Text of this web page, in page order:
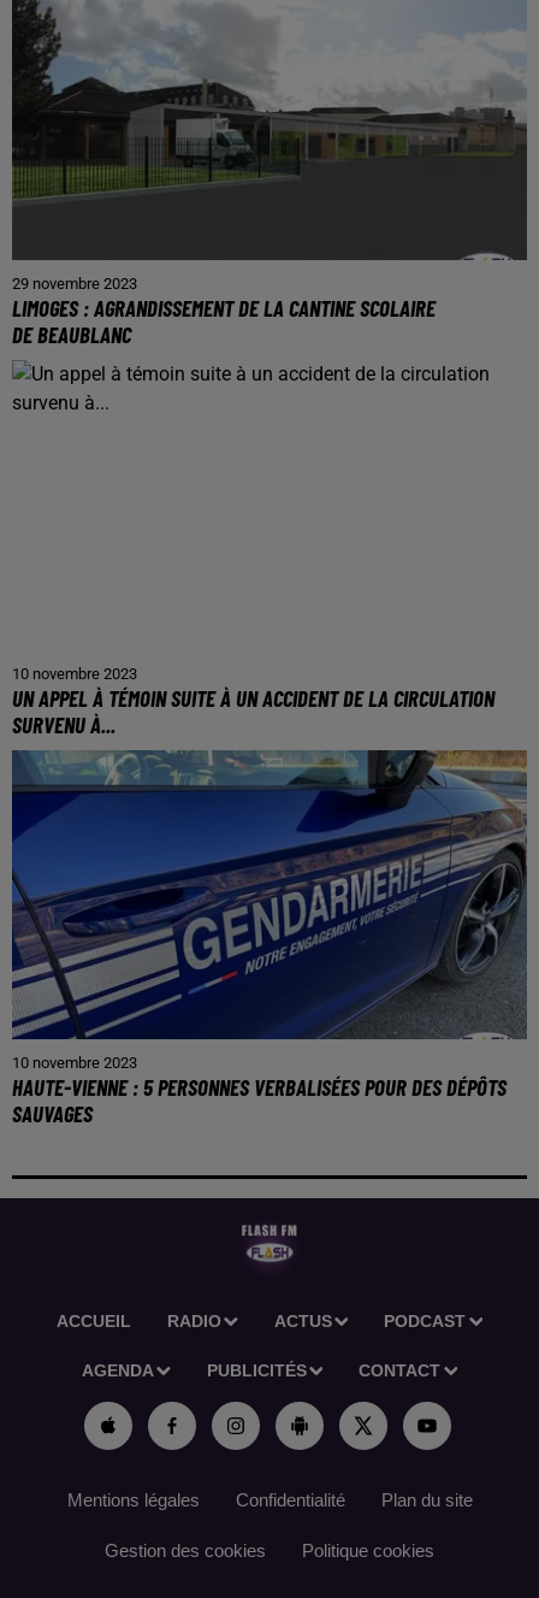
29 novembre 2023
LIMOGES : AGRANDISSEMENT DE LA CANTINE SCOLAIRE
DE BEAUBLANC
10 novembre 2023
UN APPEL À TÉMOIN SUITE À UN ACCIDENT DE LA CIRCULATION
SURVENU À...
10 novembre 2023
HAUTE-VIENNE : 5 PERSONNES VERBALISÉES POUR DES DÉPÔTS
SAUVAGES
ACCUEIL RADIO ACTUS PODCAST
AGENDA PUBLICITÉS CONTACT
Mentions légales Confidentialité Plan du site
Gestion des cookies Politique cookies